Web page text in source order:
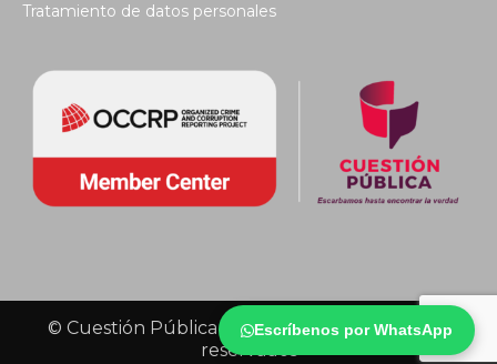
Escríbenos por WhatsApp
Tratamiento de datos personales
© Cuestión Pública 2018 - Todos los derechos
reservados